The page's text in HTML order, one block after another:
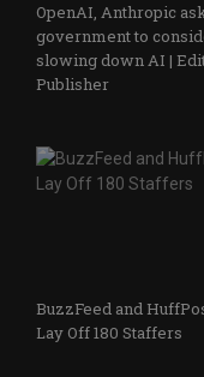
OpenAI, Anthropic
government to
slowing down AI |
Publisher
BuzzFeed and
Lay Off 180 Staffers